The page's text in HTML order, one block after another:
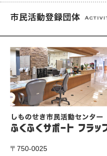
〒750-0025